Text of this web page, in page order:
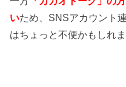
いため、SNSアカウント
はちょっと不便かもしれま